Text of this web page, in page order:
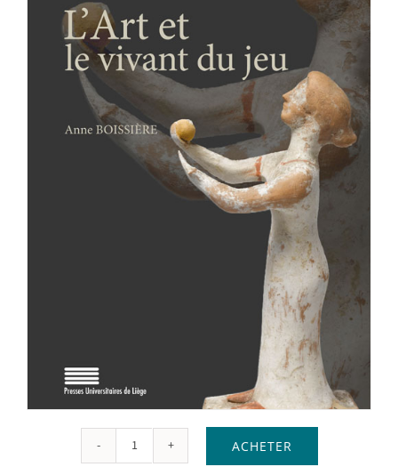
Achat en ligne
Panier WooCommerce
quantité
ACHETER